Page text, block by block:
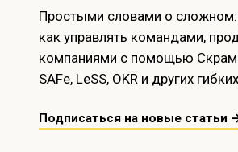
Простыми словами о
как управлять командами,
компаниями с помощью
SAFe, LeSS, OKR и других
Подписаться на новые статьи